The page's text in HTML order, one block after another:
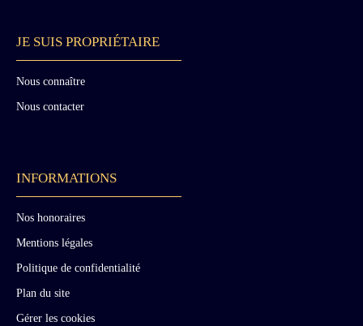
JE SUIS PROPRIÉTAIRE
Nous connaître
Nous contacter
INFORMATIONS
Nos honoraires
Mentions légales
Politique de confidentialité
Plan du site
Gérer les cookies